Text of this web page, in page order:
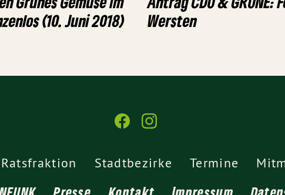
(10. Juni 2018)
Wersten
Ratsfraktion Stadtbezirke Termine